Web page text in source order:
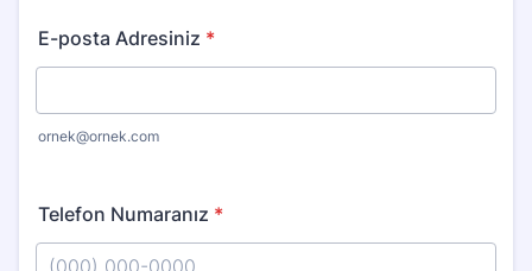
E-posta Adresiniz *
ornek@ornek.com
Telefon Numaranız *